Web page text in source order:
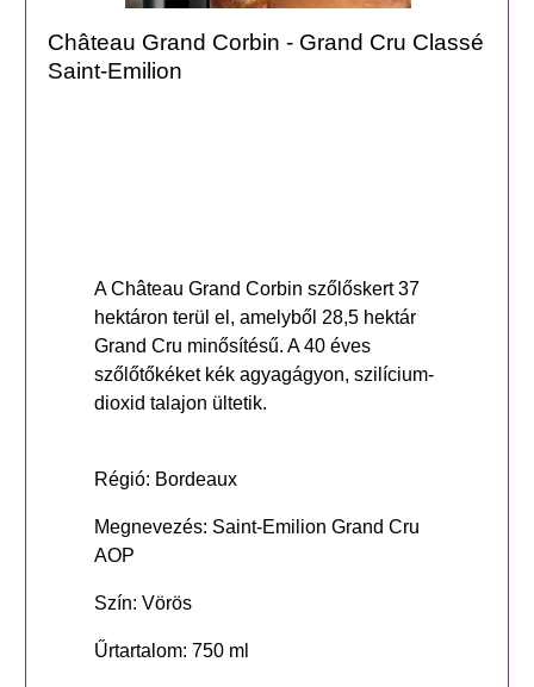
Château Grand Corbin - Grand Cru Classé
Saint-Emilion
A Château Grand Corbin szőlőskert 37
hektáron terül el, amelyből 28,5 hektár
Grand Cru minősítésű. A 40 éves
szőlőtőkéket kék agyagágyon, szilícium-
dioxid talajon ültetik.
Régió: Bordeaux
Megnevezés: Saint-Emilion Grand Cru
AOP
Szín: Vörös
Űrtartalom: 750 ml